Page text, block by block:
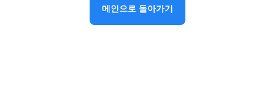
메인으로 돌아가기